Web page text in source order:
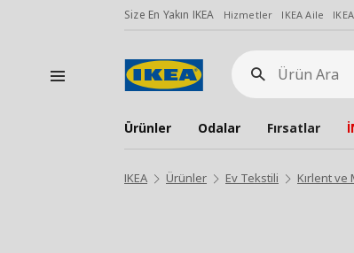
Size En Yakın IKEA Hizmetler IKEA Aile
Ürün
Ara
Ürünler Odalar Fırsatlar
IKEA Ürünler Ev Tekstili Kırlent ve